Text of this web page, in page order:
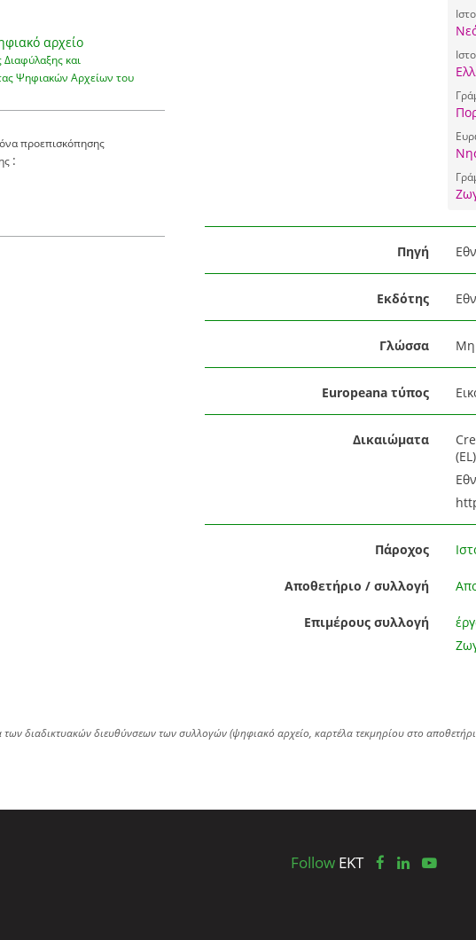
αρχείο
και
Ψηφιακών Αρχείων του
προεπισκόπησης
:
Πηγή
Εκδότης
Γλώσσα Μη
Europeana τύπος
Δικαιώματα
(EL)
Πάροχος
Αποθετήριο / συλλογή
Επιμέρους συλλογή
των διαδικτυακών διευθύνσεων των συλλογών (ψηφιακό αρχείο, καρτέλα τεκμηρίου στο
FollowEKT